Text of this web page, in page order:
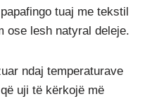
tuaj me tekstil
ose lesh natyral deleje.
ndaj temperaturave
uji të kërkojë më